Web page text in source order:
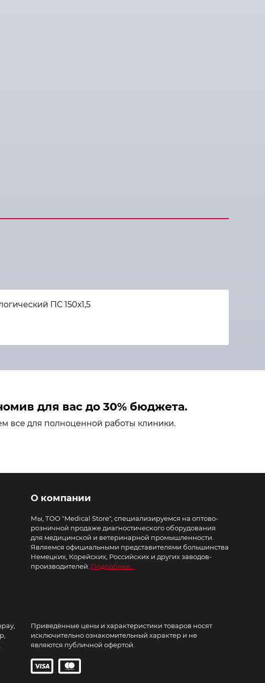
ПС 150х1,5
для вас до 30% бюджета.
все для полноценной работы клиники.
О компании
Мы, ТОО "Medical Store", специализируемся на оптово-
розничной продаже диагностического оборудования
для медицинской и ветеринарной промышленности.
Являемся официальными представителями большинства
Немецких, Корейских, Российских и других заводов-
производителей. Подробнее...
Приведённые цены и характеристики товаров носят
исключительно ознакомительный характер и не
являются публичной офертой.